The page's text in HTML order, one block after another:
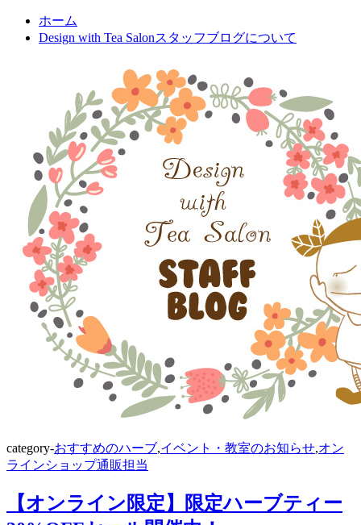
ホーム
Design with Tea Salonスタッフブログについて
category-おすすめのハーブ,イベント・教室のお知らせ,オン
ラインショップ通販担当
【オンライン限定】限定ハーブティー